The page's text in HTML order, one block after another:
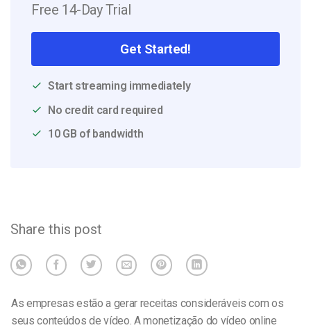
Free 14-Day Trial
Get Started!
Start streaming immediately
No credit card required
10 GB of bandwidth
Share this post
As empresas estão a gerar receitas consideráveis com os
seus conteúdos de vídeo. A monetização do vídeo online